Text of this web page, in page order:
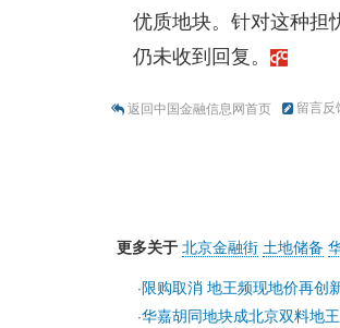
优质地块。针对这种担
仍未收到回复。
返回中国金融信息网首页 留言反
更多关于 北京金融街 土地储备
· 限购取消 地王频现地价再创
·华嘉胡同地块成北京双料地